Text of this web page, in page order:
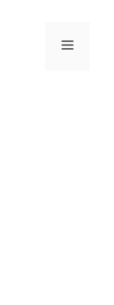
MENU